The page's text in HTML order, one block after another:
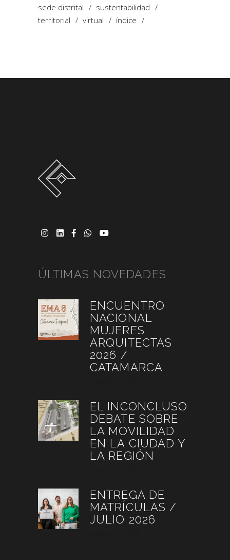
sede distrital
sustentabilidad
territorial
virtual índice
ÚLTIMAS NOVEDADES
ENCUENTRO
NACIONAL
MUJERES
ARQUITECTAS
2026 /
CATAMARCA
EL INCONCLUSO
DEBATE SOBRE
LA MOVILIDAD
EN LA CIUDAD Y
LA REGIÓN
ENTREGA DE
MATRÍCULAS /
JULIO 2026